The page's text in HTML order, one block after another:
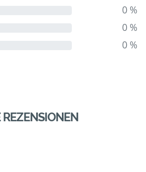
0 %
0 %
0 %
REZENSIONEN